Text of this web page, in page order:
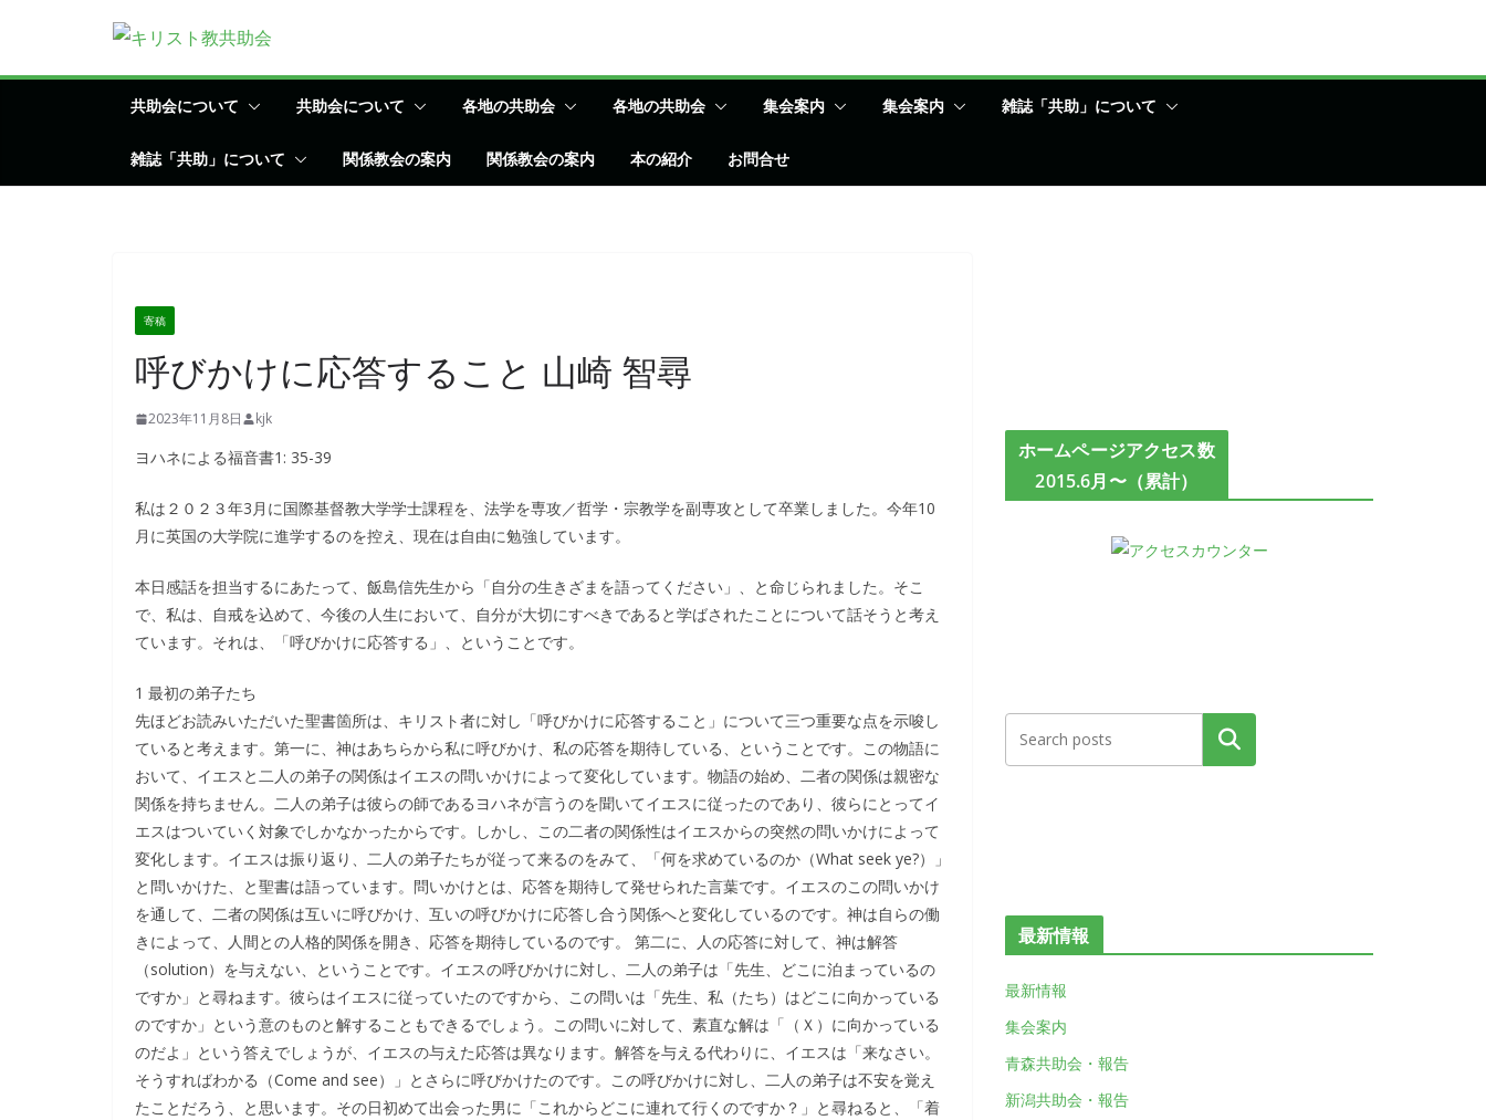
テ
共助会について 共助会について 各地の共助会 各地の共助会 集会案内 集会案内 雑誌「共助」について
雑誌「共助」について 関係教会の案内 関係教会の案内 本の紹介 お問合せ
寄稿
呼びかけに応答すること 山崎 智尋
2023年11月8日 kjk
ヨハネによる福音書1: 35-39
私は２０２３年3月に国際基督教大学学士課程を、法学を専攻／哲学・宗教学を副専攻として卒業しました。今年10
月に英国の大学院に進学するのを控え、現在は自由に勉強しています。
本日感話を担当するにあたって、飯島信先生から「自分の生きざまを語ってください」、と命じられました。そこ
で、私は、自戒を込めて、今後の人生において、自分が大切にすべきであると学ばされたことについて話そうと考え
ています。それは、「呼びかけに応答する」、ということです。
1 最初の弟子たち
先ほどお読みいただいた聖書箇所は、キリスト者に対し「呼びかけに応答すること」について三つ重要な点を示唆し
ていると考えます。第一に、神はあちらから私に呼びかけ、私の応答を期待している、ということです。この物語に
おいて、イエスと二人の弟子の関係はイエスの問いかけによって変化しています。物語の始め、二者の関係は親密な
関係を持ちません。二人の弟子は彼らの師であるヨハネが言うのを聞いてイエスに従ったのであり、彼らにとってイ
エスはついていく対象でしかなかったからです。しかし、この二者の関係性はイエスからの突然の問いかけによって
変化します。イエスは振り返り、二人の弟子たちが従って来るのをみて、「何を求めているのか（What seek ye?）」
と問いかけた、と聖書は語っています。問いかけとは、応答を期待して発せられた言葉です。イエスのこの問いかけ
を通して、二者の関係は互いに呼びかけ、互いの呼びかけに応答し合う関係へと変化しているのです。神は自らの働
きによって、人間との人格的関係を開き、応答を期待しているのです。 第二に、人の応答に対して、神は解答
（solution）を与えない、ということです。イエスの呼びかけに対し、二人の弟子は「先生、どこに泊まっているの
ですか」と尋ねます。彼らはイエスに従っていたのですから、この問いは「先生、私（たち）はどこに向かっている
のですか」という意のものと解することもできるでしょう。この問いに対して、素直な解は「（Ｘ）に向かっている
のだよ」という答えでしょうが、イエスの与えた応答は異なります。解答を与える代わりに、イエスは「来なさい。
そうすればわかる（Come and see）」とさらに呼びかけたのです。この呼びかけに対し、二人の弟子は不安を覚え
たことだろう、と思います。その日初めて出会った男に「これからどこに連れて行くのですか？」と尋ねると、「着
ホームページアクセス数
2015.6月〜（累計）
検索
最新情報
最新情報
集会案内
青森共助会・報告
新潟共助会・報告